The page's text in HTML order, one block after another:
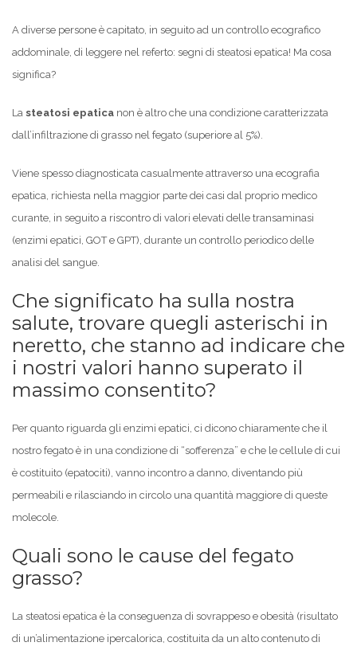
A diverse persone è capitato, in seguito ad un controllo ecografico
addominale, di leggere nel referto: segni di steatosi epatica! Ma cosa
significa?
La steatosi epatica non è altro che una condizione caratterizzata
dall’infiltrazione di grasso nel fegato (superiore al 5%).
Viene spesso diagnosticata casualmente attraverso una ecografia
epatica, richiesta nella maggior parte dei casi dal proprio medico
curante, in seguito a riscontro di valori elevati delle transaminasi
(enzimi epatici, GOT e GPT), durante un controllo periodico delle
analisi del sangue.
Che significato ha sulla nostra
salute, trovare quegli asterischi in
neretto, che stanno ad indicare che
i nostri valori hanno superato il
massimo consentito?
Per quanto riguarda gli enzimi epatici, ci dicono chiaramente che il
nostro fegato è in una condizione di “sofferenza” e che le cellule di cui
è costituito (epatociti), vanno incontro a danno, diventando più
permeabili e rilasciando in circolo una quantità maggiore di queste
molecole.
Quali sono le cause del fegato
grasso?
La steatosi epatica è la conseguenza di sovrappeso e obesità (risultato
di un’alimentazione ipercalorica, costituita da un alto contenuto di